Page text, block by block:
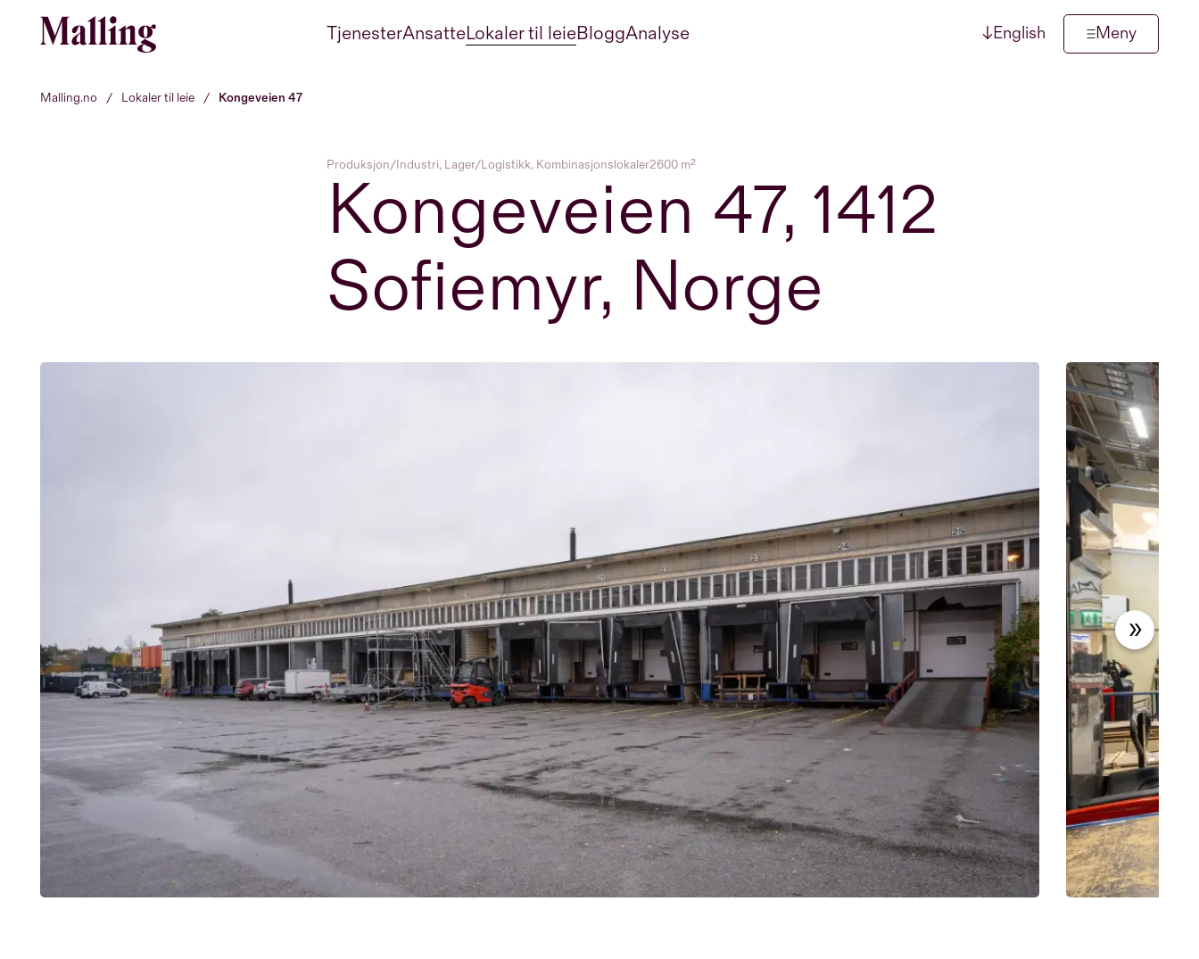
Hopp til innhold TjenesterAnsatteLokaler til leieBloggAnalyse ↓English Meny
Malling.no / Lokaler til leie / Kongeveien 47
Produksjon/Industri, Lager/Logistikk, Kombinasjonslokaler2600 m²
Kongeveien 47, 1412
Sofiemyr, Norge